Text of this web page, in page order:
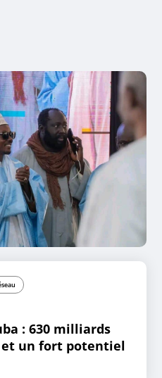
: 630 milliards
et un fort potentiel